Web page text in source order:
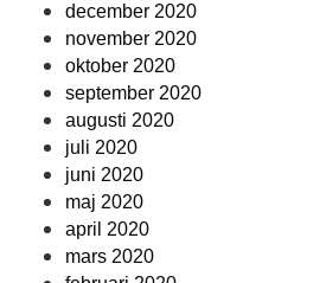
december 2020
november 2020
oktober 2020
september 2020
augusti 2020
juli 2020
juni 2020
maj 2020
april 2020
mars 2020